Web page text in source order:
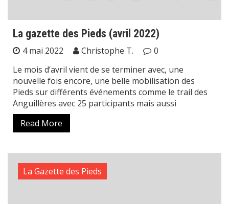
La gazette des Pieds (avril 2022)
4 mai 2022 Christophe T.
0
Le mois d’avril vient de se terminer avec, une
nouvelle fois encore, une belle mobilisation des
Pieds sur différents événements comme le trail des
Anguillères avec 25 participants mais aussi
Read More
La Gazette des Pieds